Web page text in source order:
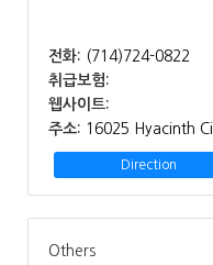
전화: (714)724-0822
취급보험:
웹사이트:
주소: 16025 Hyacinth
Direction
Others